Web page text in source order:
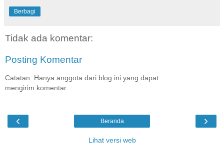
Berbagi
Tidak ada komentar:
Posting Komentar
Catatan: Hanya anggota dari blog ini yang dapat
mengirim komentar.
‹ ›
Beranda
Lihat versi web